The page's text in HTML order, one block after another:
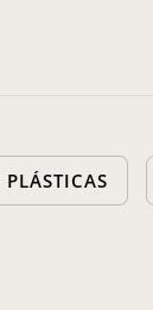
PLÁSTICAS